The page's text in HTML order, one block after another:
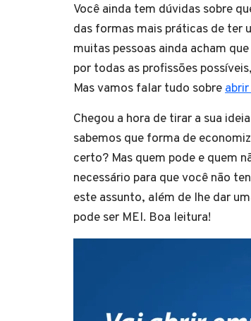
Você ainda tem dúvidas sobre
das formas mais práticas de ter
muitas pessoas ainda acham
por todas as profissões
Mas vamos falar tudo sobre
Chegou a hora de tirar a sua
sabemos que forma de
certo? Mas quem pode e quem
necessário para que você não
este assunto, além de lhe dar
pode ser MEI. Boa leitura!